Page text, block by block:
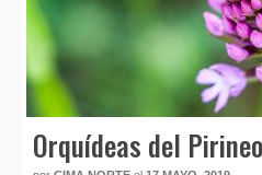
Orquídeas del Pirineo